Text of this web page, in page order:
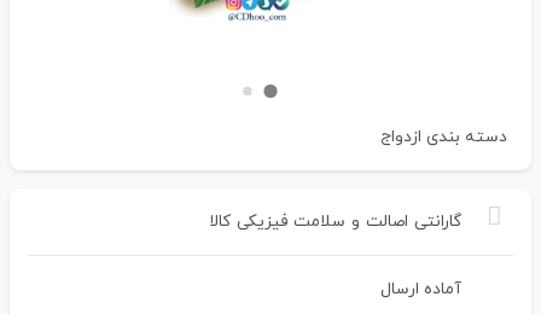
دسته بندی ازدواج
گارانتی اصالت و سلامت فیزیکی کالا
آماده ارسال